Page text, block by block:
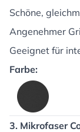
Schöne,
Angenehmer
Geeignet für
Farbe:
3. Mikrofaser